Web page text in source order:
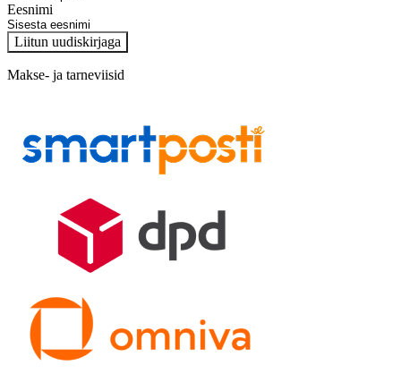
Eesnimi
Liitun uudiskirjaga
Makse- ja tarneviisid